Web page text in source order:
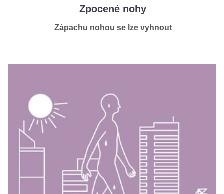
Zpocené nohy
Zápachu nohou se lze vyhnout